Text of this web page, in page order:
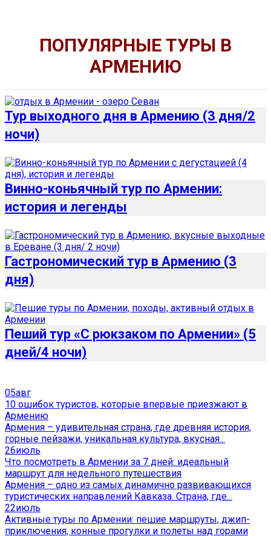
ПОПУЛЯРНЫЕ ТУРЫ В
АРМЕНИЮ
Тур выходного дня в Армению (3 дня/2
ночи)
Винно-коньячный тур по Армении:
история и легенды
Гастрономический тур в Армению (3
дня)
Пеший тур «С рюкзаком по Армении» (5
дней/4 ночи)
05авг
10 ошибок туристов, которые впервые приезжают в
Армению
Армения – удивительная страна, где древняя история,
горные пейзажи, уникальная культура, вкусная...
26июль
Что посмотреть в Армении за 7 дней: идеальный
маршрут для недельного путешествия
Армения – одно из самых динамично развивающихся
туристических направлений Кавказа. Страна, где...
22июль
Активные туры по Армении: пешие маршруты, джип-
приключения, конные прогулки и полеты над горами